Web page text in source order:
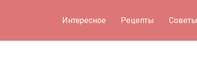
Интересное Рецепты Советы